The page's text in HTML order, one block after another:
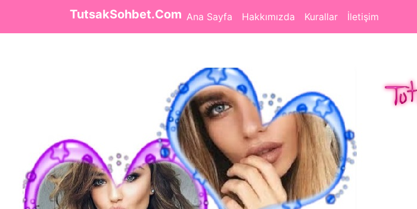
TutsakSohbet.Com Ana Sayfa Hakkımızda Kurallar İletişim